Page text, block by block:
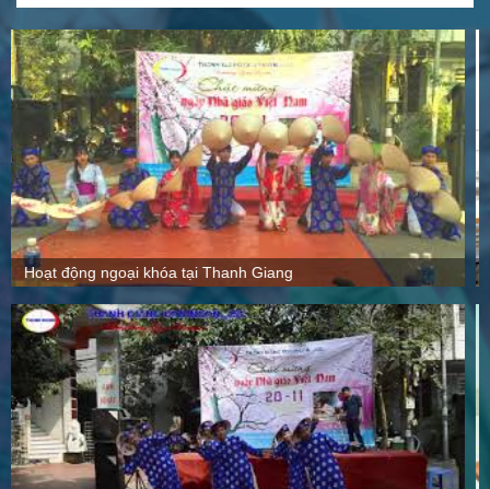
Quy mô, cách thức hoạt động tại Thanh Giang